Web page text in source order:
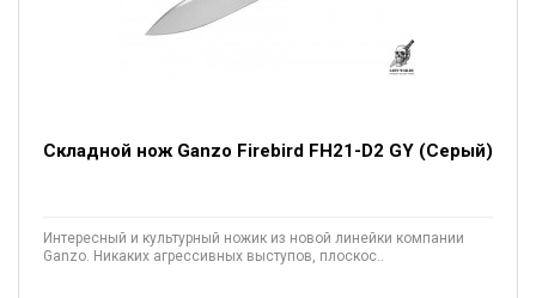
Складной нож Ganzo Firebird FH21-D2 GY (Серый)
Интересный и культурный ножик из новой линейки компании
Ganzo. Никаких агрессивных выступов, плоскос..